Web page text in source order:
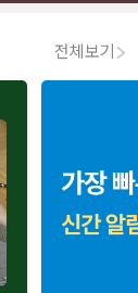
전체보기